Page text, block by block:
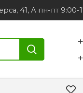
41, А пн-пт 9:00-